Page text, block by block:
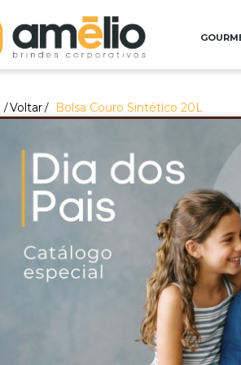
/Voltar/ Bolsa Couro Sintético 20L